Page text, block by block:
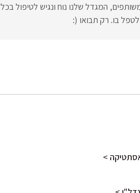
המגדל שלנו נוח ונגיש לטיפול בכל
בו. רק תבואו (:
>